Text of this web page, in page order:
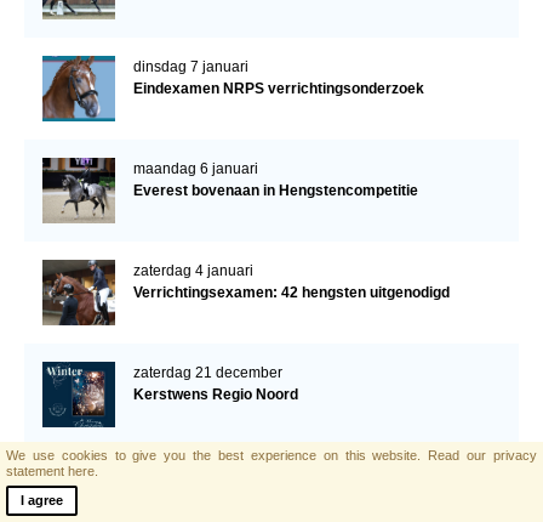
dinsdag 7 januari
Eindexamen NRPS verrichtingsonderzoek
maandag 6 januari
Everest bovenaan in Hengstencompetitie
zaterdag 4 januari
Verrichtingsexamen: 42 hengsten uitgenodigd
zaterdag 21 december
Kerstwens Regio Noord
We use cookies to give you the best experience on this website. Read our privacy
statement here.
I agree